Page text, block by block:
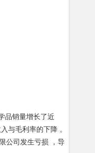
学品销量增长了近
毛利率的下降 。
司发生亏损 ，导